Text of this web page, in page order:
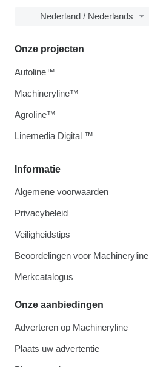
Nederland / Nederlands
Informatie
Algemene voorwaarden
Privacybeleid
Veiligheidstips
Beoordelingen voor Machineryline
Merkcatalogus
Onze aanbiedingen
Adverteren op Machineryline
Plaats uw advertentie
Onze projecten
Autoline™
Machineryline™
Agroline™
Linemedia Digital ™